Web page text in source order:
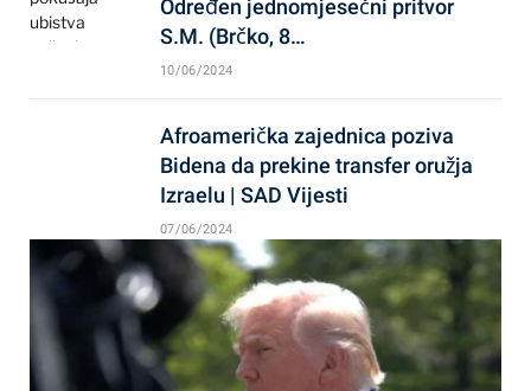
Određen jednomjesečni pritvor
S.M. (Brčko, 8…
10/06/2024
Afroamerička zajednica poziva
Bidena da prekine transfer oružja
Izraelu | SAD Vijesti
07/06/2024